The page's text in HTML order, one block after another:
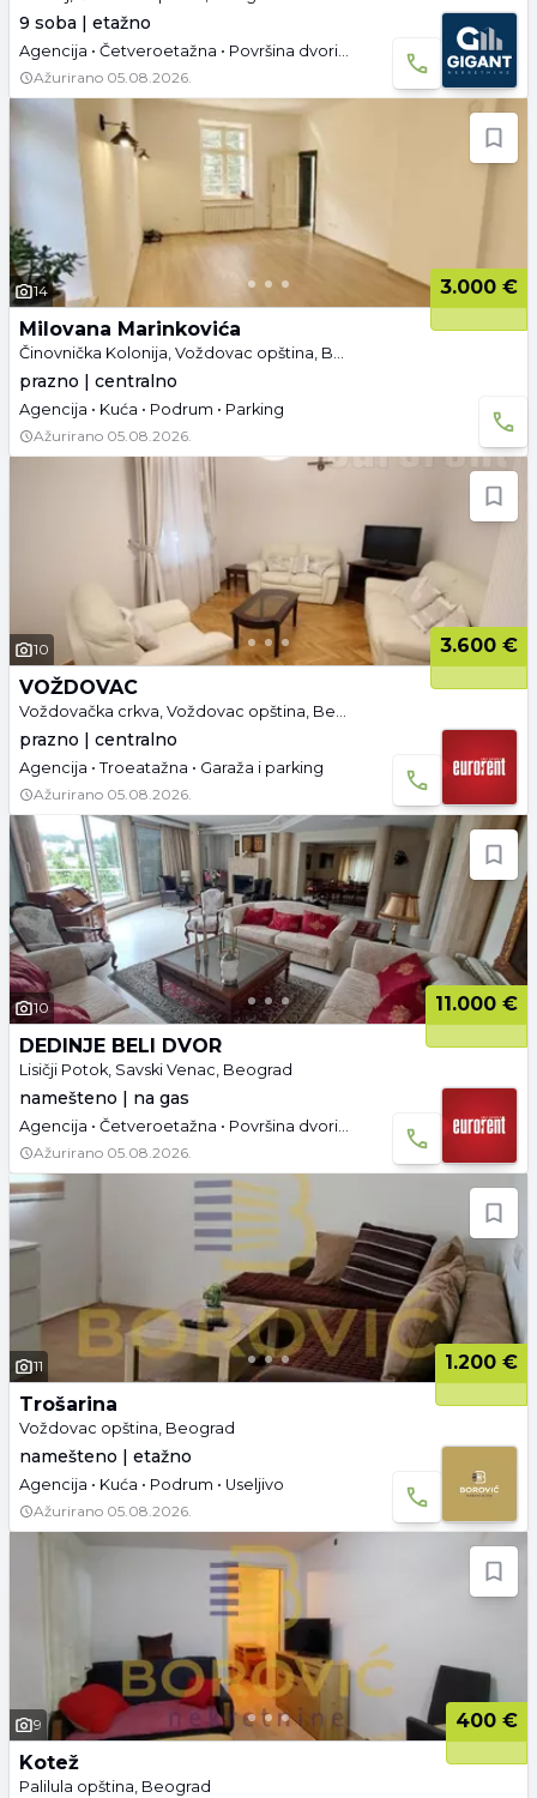
9 soba | etažno
Agencija • Četveroetažna • Površina dvorišta: 12 a • Podrum • Useljivo
Ažurirano 05.08.2026.
14
3.000 €
Milovana Marinkovića
Činovnička Kolonija, Voždovac opština, Beograd
prazno | centralno
Agencija • Kuća • Podrum • Parking
Ažurirano 05.08.2026.
10
3.600 €
VOŽDOVAC
Voždovačka crkva, Voždovac opština, Beograd
prazno | centralno
Agencija • Troeatažna • Garaža i parking
Ažurirano 05.08.2026.
10
11.000 €
DEDINJE BELI DVOR
Lisičji Potok, Savski Venac, Beograd
namešteno | na gas
Agencija • Četveroetažna • Površina dvorišta: 11 a • Parking
Ažurirano 05.08.2026.
11
1.200 €
Trošarina
Voždovac opština, Beograd
namešteno | etažno
Agencija • Kuća • Podrum • Useljivo
Ažurirano 05.08.2026.
9
400 €
Kotež
Palilula opština, Beograd